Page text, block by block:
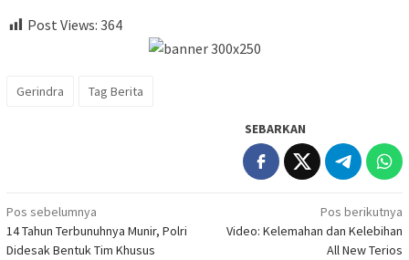
Post Views: 364
Gerindra Tag Berita
SEBARKAN
Navigasi
pos
Pos sebelumnya
14 Tahun Terbunuhnya Munir, Polri
Didesak Bentuk Tim Khusus
Pos berikutnya
Video: Kelemahan dan Kelebihan
All New Terios